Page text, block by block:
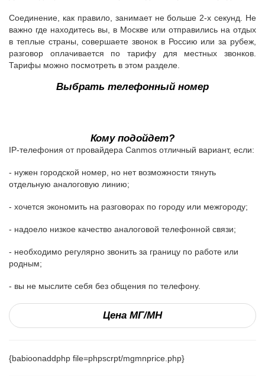
Соединение, как правило, занимает не больше 2-х секунд. Не
важно где находитесь вы, в Москве или отправились на отдых
в теплые страны, совершаете звонок в Россию или за рубеж,
разговор оплачивается по тарифу для местных звонков.
Тарифы можно посмотреть в этом разделе.
Выбрать телефонный номер
Кому подойдет?
IP-телефония от провайдера Canmos отличный вариант, если:
- нужен городской номер, но нет возможности тянуть
отдельную аналоговую линию;
- хочется экономить на разговорах по городу или межгороду;
- надоело низкое качество аналоговой телефонной связи;
- необходимо регулярно звонить за границу по работе или
родным;
- вы не мыслите себя без общения по телефону.
Цена МГ/МН
{babioonaddphp file=phpscrpt/mgmnprice.php}